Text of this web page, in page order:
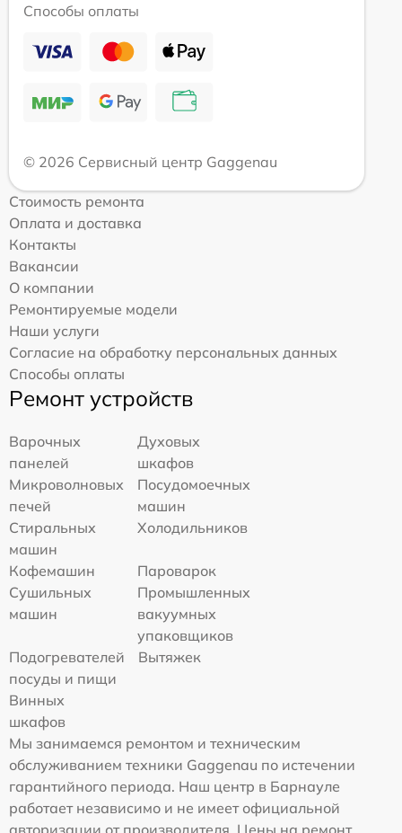
Способы оплаты
© 2026 Сервисный центр Gaggenau
Стоимость ремонта
Оплата и доставка
Контакты
Вакансии
О компании
Ремонтируемые модели
Наши услуги
Согласие на обработку персональных данных
Способы оплаты
Ремонт устройств
Варочных
панелей
Духовых
шкафов
Микроволновых
печей
Посудомоечных
машин
Стиральных
машин
Холодильников
Кофемашин
Пароварок
Сушильных
машин
Промышленных
вакуумных
упаковщиков
Подогревателей
посуды и пищи
Вытяжек
Винных
шкафов
Мы занимаемся ремонтом и техническим
обслуживанием техники Gaggenau по истечении
гарантийного периода. Наш центр в Барнауле
работает независимо и не имеет официальной